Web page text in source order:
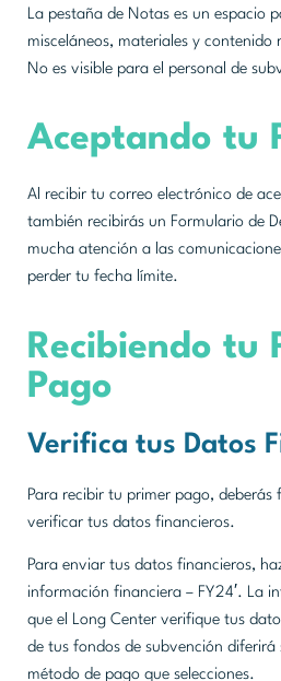
La pestaña de Notas es un espacio
misceláneos, materiales y
No es visible para el personal de
Aceptando tu
Al recibir tu correo electrónico de
también recibirás un Formulario de
mucha atención a las
perder tu fecha límite.
Recibiendo tu
Pago
Verifica tus Datos
Para recibir tu primer pago,
verificar tus datos financieros.
Para enviar tus datos financieros,
información financiera – FY24′. La
que el Long Center verifique tus
de tus fondos de subvención diferirá
método de pago que selecciones.